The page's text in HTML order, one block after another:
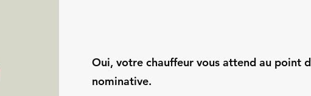
Oui, votre chauffeur vous attend au point
nominative.